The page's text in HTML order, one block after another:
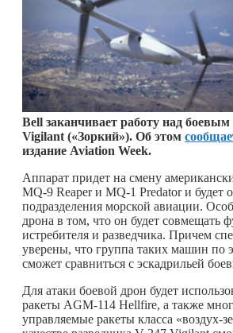
Bell заканчивает работу над
Vigilant («Зоркий»). Об этом
издание Aviation Week.
Аппарат придет на смену
MQ-9 Reaper и MQ-1 Predator и будет
подразделения морской авиации.
дрона в том, что он будет совмещать
истребителя и разведчика. Причем
уверены, что группа таких машин по
сможет сравниться с эскадрильей
Для атаки боевой дрон будет
ракеты AGM-114 Hellfire, а также
управляемые ракеты класса «воздух-